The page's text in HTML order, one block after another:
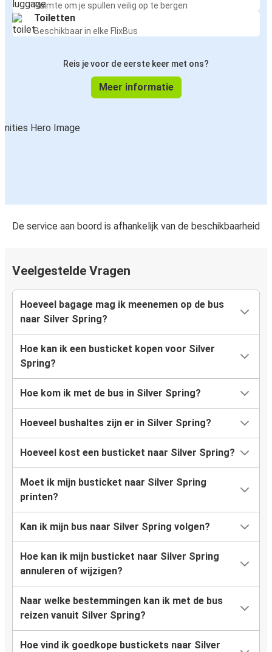
Ruimte om je spullen veilig op te bergen
Toiletten
Beschikbaar in elke FlixBus
Reis je voor de eerste keer met ons?
Meer informatie
De service aan boord is afhankelijk van de beschikbaarheid
Veelgestelde Vragen
Hoeveel bagage mag ik meenemen op de bus
naar Silver Spring?
Hoe kan ik een busticket kopen voor Silver
Spring?
Hoe kom ik met de bus in Silver Spring?
Hoeveel bushaltes zijn er in Silver Spring?
Hoeveel kost een busticket naar Silver Spring?
Moet ik mijn busticket naar Silver Spring
printen?
Kan ik mijn bus naar Silver Spring volgen?
Hoe kan ik mijn busticket naar Silver Spring
annuleren of wijzigen?
Naar welke bestemmingen kan ik met de bus
reizen vanuit Silver Spring?
Hoe vind ik goedkope bustickets naar Silver